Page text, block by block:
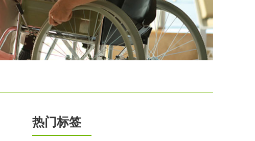
热门标签